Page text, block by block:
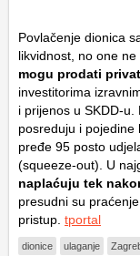
Povlačenje dionica
likvidnost, no one
mogu prodati
investitorima
i prijenos u SKDD-
posreduju i pojedine
pređe 95 posto
(squeeze-out). U
naplaćuju tek
presudni su
pristup. tportal
dionice ulaganje